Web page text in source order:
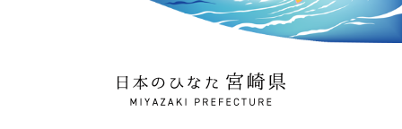
日本のひなた 宮崎県
MIYAZAKI PREFECTURE